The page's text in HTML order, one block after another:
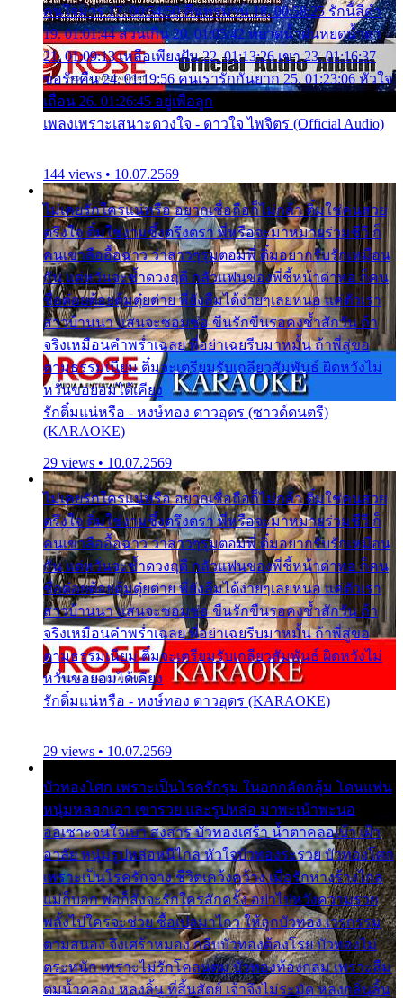
คนใจมาร 17. 00:54:50 คืนทรมาน 18. 00:58:25 รักนี้สีดำ
19. 01:01:44 ส่วนเกิน 20. 01:05:42 หยาดน้ำฝนหยดน้ำตา
21. 01:09:13 เหลือเพียงฝัน 22. 01:13:26 เขา 23. 01:16:37
ขอรักคืน 24. 01:19:56 คนเรารักกันยาก 25. 01:23:06 หัวใจ
เถื่อน 26. 01:26:45 อยู่เพื่อลูก
เพลงเพราะเสนาะดวงใจ - ดาวใจ ไพจิตร (Official Audio)
144 views • 10.07.2569
ไม่เคยรักใครแน่หรือ อยากเชื่อถือก็ไม่กล้า ติ๋มใช่คนสวย
ตรึงใจ ติ๋มใช่งามซึ้งตรึงตรา พี่หรือจะมาหมายร่วมชีวี ก็
คนเขาลืออื้อฉาว ว่าสาวๆรุมตอมพี่ ติ๋มอยากรับรักเหมือน
กัน แต่หวั่นจะช้ำดวงฤดี กลัวแฟนของพี่ชี้หน้าด่าทอ ก็คน
ชื่อต๋อยต้อยตุ้มตุ๋ยต่าย พี่ยังลืมได้ง่ายๆเลยหนอ แค่ตัวเรา
สาวบ้านนา แสนจะซอมซ่อ ขืนรักขืนรอคงช้ำสักวัน ถ้า
จริงเหมือนคำพร่ำเฉลย พี่อย่าเฉยรีบมาหมั้น ถ้าพี่สู่ขอ
ตามธรรมเนียม ติ๋มจะเตรียมรับเกลียวสัมพันธ์ ผิดหวังไม่
หวั่นขอยอมได้เคียง
รักติ๋มแน่หรือ - หงษ์ทอง ดาวอุดร (ซาวด์ดนตรี)
(KARAOKE)
29 views • 10.07.2569
ไม่เคยรักใครแน่หรือ อยากเชื่อถือก็ไม่กล้า ติ๋มใช่คนสวย
ตรึงใจ ติ๋มใช่งามซึ้งตรึงตรา พี่หรือจะมาหมายร่วมชีวี ก็
คนเขาลืออื้อฉาว ว่าสาวๆรุมตอมพี่ ติ๋มอยากรับรักเหมือน
กัน แต่หวั่นจะช้ำดวงฤดี กลัวแฟนของพี่ชี้หน้าด่าทอ ก็คน
ชื่อต๋อยต้อยตุ้มตุ๋ยต่าย พี่ยังลืมได้ง่ายๆเลยหนอ แค่ตัวเรา
สาวบ้านนา แสนจะซอมซ่อ ขืนรักขืนรอคงช้ำสักวัน ถ้า
จริงเหมือนคำพร่ำเฉลย พี่อย่าเฉยรีบมาหมั้น ถ้าพี่สู่ขอ
ตามธรรมเนียม ติ๋มจะเตรียมรับเกลียวสัมพันธ์ ผิดหวังไม่
หวั่นขอยอมได้เคียง
รักติ๋มแน่หรือ - หงษ์ทอง ดาวอุดร (KARAOKE)
29 views • 10.07.2569
บัวทองโศก เพราะเป็นโรครักรุม ในอกกลัดกลุ้ม โดนแฟน
หนุ่มหลอกเอา เขารวย และรูปหล่อ มาพะเน้าพะนอ
ออเซาะจนใจเบา สงสาร บัวทองเศร้า น้ำตาคลอเบ้า เฝ้า
อาลัย หนุ่มรูปหล่อหนีไกล หัวใจบัวทองระรวย บัวทองโศก
เพราะเป็นโรครักจาง ชีวิตเคว้งคว้าง เมื่อรักห่างร้างไกล
แม่ก็บอก พ่อก็สั่งจะรักใครสักครั้ง อย่าไปหวังความรวย
พลั้งไปใครจะช่วย ซื้อเปลมาไกว ให้ลูกบัวทอง เวรกรรม
ตามสนอง จึงเศร้าหมอง กลีบบัวทองต้องโรย บัวทองไม่
ตระหนัก เพราะไม่รักโคลนตม บัวทองท้องกลม เพราะลืม
ตมน้ำคลอง หลงลิ้น ที่สิ้นสัตย์ เจ้าจึงไม่ระมัด หลงกลิ่นลิ้น